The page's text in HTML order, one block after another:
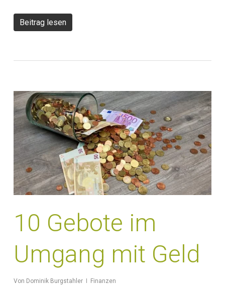
Beitrag lesen
10 Gebote im
Umgang mit Geld
Von Dominik Burgstahler Finanzen